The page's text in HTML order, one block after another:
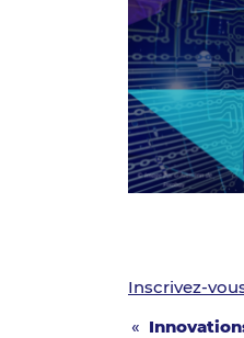
Inscrivez-
«